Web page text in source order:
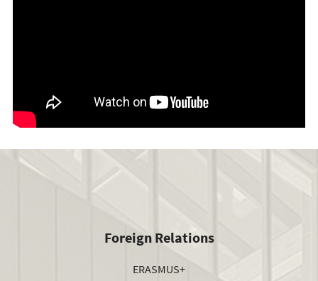
Foreign Relations
ERASMUS+